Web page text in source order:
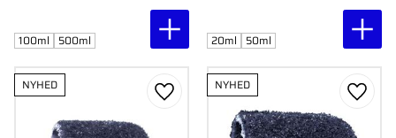
Hurtigabsorberende
uden fedtet
certificeret.
100ml 500ml neglemiljø. Fås som
pipette og spray.
20ml 50ml
NYHED
Gem som favorit
NYHED
Gem